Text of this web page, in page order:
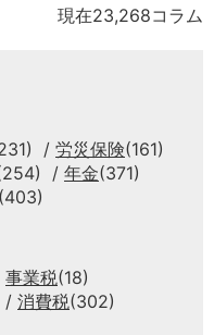
現在23,268コラム
労災保険(161)
年金(371)
(403)
事業税(18)
消費税(302)